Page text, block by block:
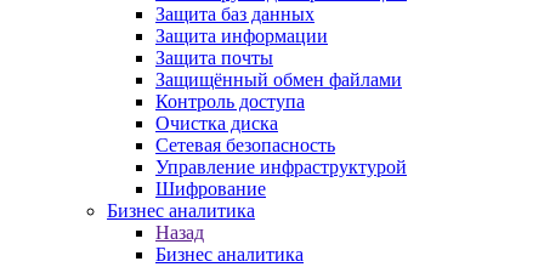
Защита баз данных
Защита информации
Защита почты
Защищённый обмен файлами
Контроль доступа
Очистка диска
Сетевая безопасность
Управление инфраструктурой
Шифрование
Бизнес аналитика
Назад
Бизнес аналитика